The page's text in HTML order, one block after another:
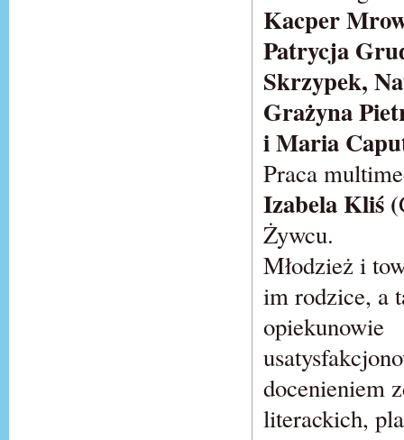
Kacper
Patrycja
Skrzypek,
Grażyna
i Maria
Praca
Izabela Kliś (
Żywcu.
Młodzież i
im rodzice, a
opiekunowie
docenieniem
literackich,